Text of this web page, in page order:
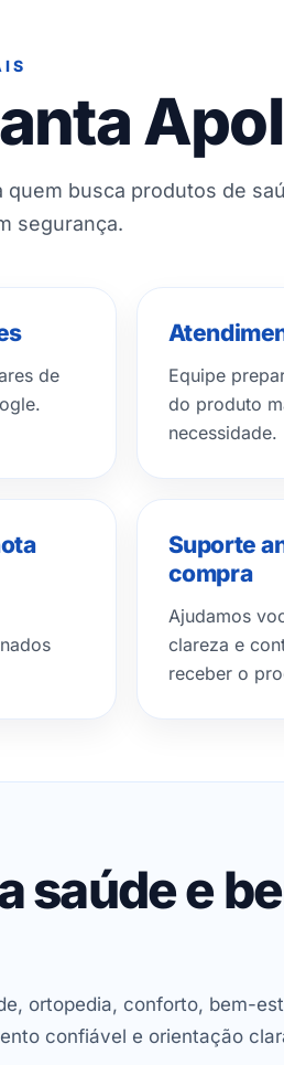
busca produtos de
segurança.
de
Equipe
do produto
necessidade.
Suporte
compra
Ajudamos
clareza e
receber o
saúde e
ortopedia, conforto, bem-
confiável e orientação